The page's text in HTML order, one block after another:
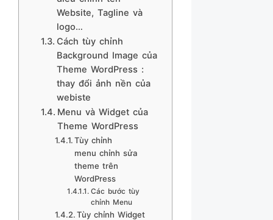
Website, Tagline và
logo…
Cách tùy chỉnh
Background Image của
Theme WordPress :
thay đổi ảnh nền của
webiste
Menu và Widget của
Theme WordPress
Tùy chỉnh
menu chỉnh sửa
theme trên
WordPress
Các bước tùy
chỉnh Menu
Tùy chỉnh Widget